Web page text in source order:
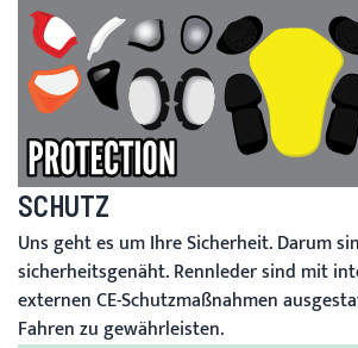
SCHUTZ
Uns geht es um Ihre Sicherheit. Darum
sicherheitsgenäht. Rennleder sind mit
externen CE-Schutzmaßnahmen
Fahren zu gewährleisten.